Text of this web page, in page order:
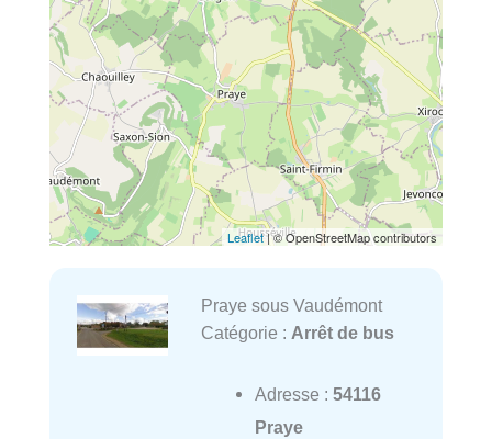
Leaflet| © OpenStreetMap contributors
Praye sous Vaudémont
Catégorie : Arrêt de bus
Adresse : 54116
Praye